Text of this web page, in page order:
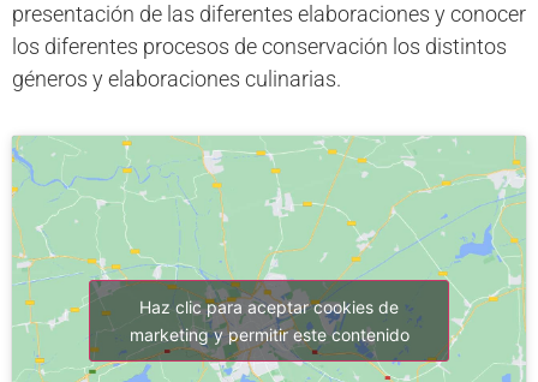
presentación de las diferentes elaboraciones y conocer
los diferentes procesos de conservación los distintos
géneros y elaboraciones culinarias.
Haz clic para aceptar cookies de
marketing y permitir este contenido